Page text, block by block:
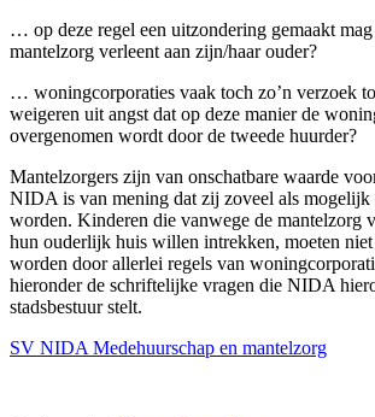
… op deze regel een uitzondering gemaakt
mantelzorg verleent aan zijn/haar ouder?
… woningcorporaties vaak toch zo’n verzoek
weigeren uit angst dat op deze manier de
overgenomen wordt door de tweede huurder?
Mantelzorgers zijn van onschatbare waarde
NIDA is van mening dat zij zoveel als mogelijk
worden. Kinderen die vanwege de mantelzorg
hun ouderlijk huis willen intrekken, moeten
worden door allerlei regels van
hieronder de schriftelijke vragen die NIDA
stadsbestuur stelt.
SV NIDA Medehuurschap en mantelzorg